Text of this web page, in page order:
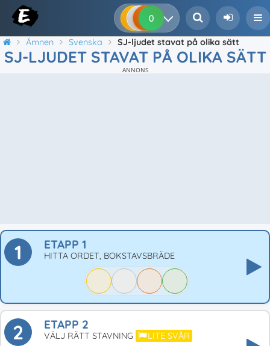
0 0 0
Ämnen Svenska SJ-ljudet stavat på olika sätt
SJ-LJUDET STAVAT PÅ OLIKA SÄTT
ANNONS
1 ETAPP 1
HITTA ORDET, BOKSTAVSBRÄDE
2 ETAPP 2
VÄLJ RÄTT STAVNING LITE SVÅR